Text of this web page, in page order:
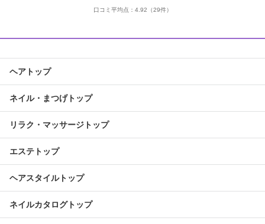
口コミ平均点： 4.92 （29件）
ヘアトップ
ネイル・まつげトップ
リラク・マッサージトップ
エステトップ
ヘアスタイルトップ
ネイルカタログトップ